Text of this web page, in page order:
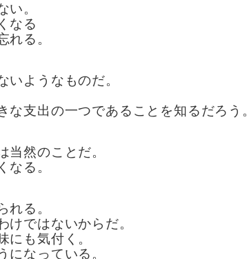
。
なる
る。
ようなものだ。
支出の一つであることを知るだろう。
然のことだ。
る。
る。
ではないからだ。
も気付く。
なっている。